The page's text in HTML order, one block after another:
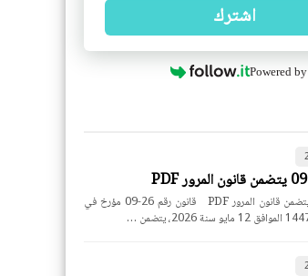
اشترك
Powered by
قانون رقم 26-09 يتضمن قانون المرور PDF قانون رقم 26-09 مؤرخ في